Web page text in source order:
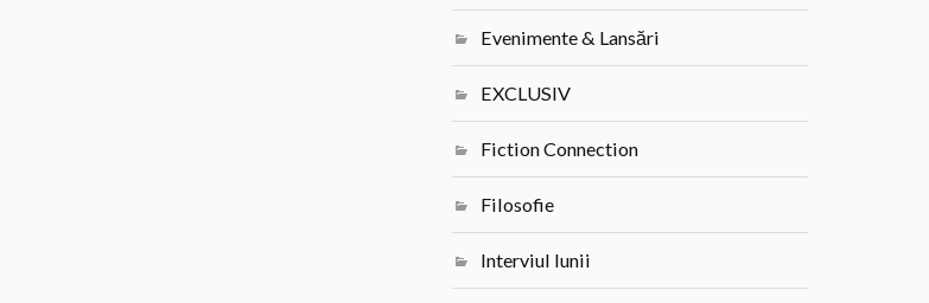
Evenimente & Lansări
EXCLUSIV
Fiction Connection
Filosofie
Interviul lunii